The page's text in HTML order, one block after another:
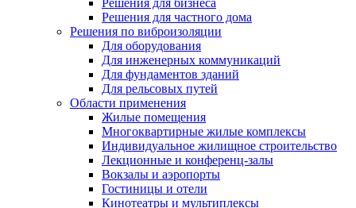
Решения для бизнеса
Решения для частного дома
Решения по виброизоляции
Для оборудования
Для инженерных коммуникаций
Для фундаментов зданий
Для рельсовых путей
Области применения
Жилые помещения
Многоквартирные жилые комплексы
Индивидуальное жилищное строительство
Лекционные и конференц-залы
Вокзалы и аэропорты
Гостиницы и отели
Кинотеатры и мультиплексы